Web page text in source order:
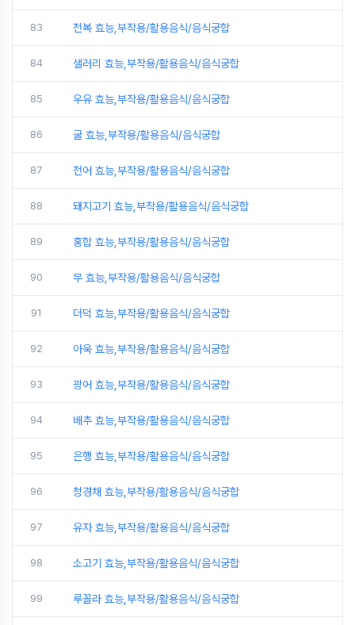
83 전복 효능,부작용/활용음식/음식궁합
84 샐러리 효능,부작용/활용음식/음식궁합
85 우유 효능,부작용/활용음식/음식궁합
86 굴 효능,부작용/활용음식/음식궁합
87 전어 효능,부작용/활용음식/음식궁합
88 돼지고기 효능,부작용/활용음식/음식궁합
89 홍합 효능,부작용/활용음식/음식궁합
90 무 효능,부작용/활용음식/음식궁합
91 더덕 효능,부작용/활용음식/음식궁합
92 아욱 효능,부작용/활용음식/음식궁합
93 광어 효능,부작용/활용음식/음식궁합
94 배추 효능,부작용/활용음식/음식궁합
95 은행 효능,부작용/활용음식/음식궁합
96 청경채 효능,부작용/활용음식/음식궁합
97 유자 효능,부작용/활용음식/음식궁합
98 소고기 효능,부작용/활용음식/음식궁합
99 루꼴라 효능,부작용/활용음식/음식궁합